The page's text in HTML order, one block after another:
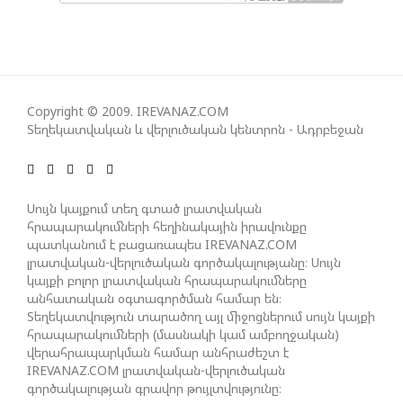
ՄԻԽԵԻԼ ԿԱՎԵԼԱՇՎԻԼԻ. ԱԴՐԲԵՋԱՆԸ, ԹՈՒՐՔԻԱՆ,
ՉԻՆԱՍՏԱՆԸ ԲԱՐՁՐ ԵՆ ԳՆԱՀԱՏՈՒՄ ՎՐԱՍՏԱՆԻ
ՉԵՉԵԼԱՇՎԻԼԻՆ ԱԴՐԲԵՋԱՆ-ԳԵՐՄԱՆԻԱ ԵՐԿԿՈՂՄ
ՌԱԶՄԱՎԱՐԱԿԱՆ ԳՈՐԾԸՆԿԵՐՈՒԹՅԱՆ ՄԱՍԻՆ
ՈՒԿՐԱԻՆԱՅՈՒՄ ԱԴՐԲԵՋԱՆԱԿԱՆ ՍՓՅՈՒՌՔԻ
ԱԿՏԻՎԻՍՏԻ ՈՐԴԻՆ ՆՇԱՆԱԿՎԵԼ Է ԿԻևԻ ՄԱՐԶԻ
ՆԱՀԱՆԳԱՊԵՏ
Copyright © 2009. IREVANAZ.COM
Տեղեկատվական և վերլուծական կենտրոն - Ադրբեջան
Սույն կայքում տեղ գտած լրատվական
հրապարակումների հեղինակային իրավունքը
պատկանում է բացառապես IREVANAZ.COM
լրատվական-վերլուծական գործակալությանը։ Սույն
կայքի բոլոր լրատվական հրապարակումները
անհատական օգտագործման համար են։
Տեղեկատվություն տարածող այլ միջոցներում սույն կայքի
հրապարակումների (մասնակի կամ ամբողջական)
վերահրապարկման համար անհրաժեշտ է
IREVANAZ.COM լրատվական-վերլուծական
գործակալության գրավոր թույլտվությունը։